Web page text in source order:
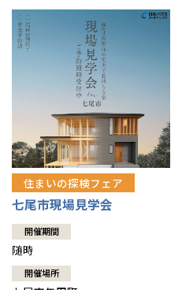
住まいの探検フェア
七尾市現場見学会
開催期間
随時
開催場所